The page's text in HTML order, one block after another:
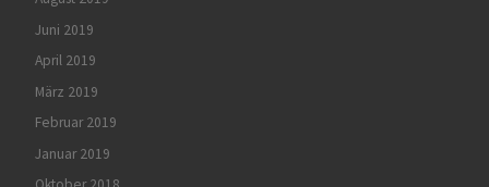
Juni 2019
April 2019
März 2019
Februar 2019
Januar 2019